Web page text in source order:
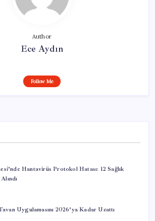
Author
Ece Aydın
Follow Me
Hantavirüs Protokol Hatası: 12 Sağlık
Uygulamasını 2026’ya Kadar Uzattı